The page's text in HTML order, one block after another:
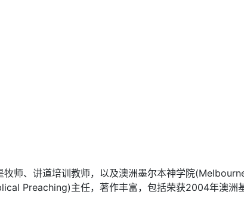
牧师、讲道培训教师，以及澳洲墨尔本神学院
Preaching)主任，著作丰富，包括荣获2004年澳洲